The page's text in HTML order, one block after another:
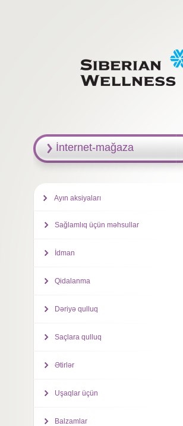
İnternet-mağaza
Ayın aksiyaları
Sağlamlıq üçün məhsullar
İdman
Qidalanma
Dəriyə qulluq
Saçlara qulluq
Ətirlər
Uşaqlar üçün
Balzamlar